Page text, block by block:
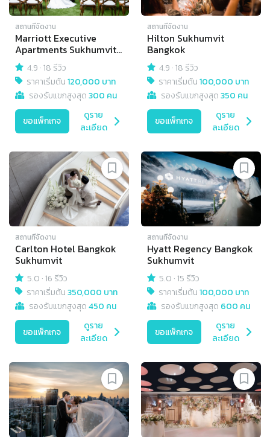
สถานที่จัดงาน
Marriott Executive
Apartments Sukhumvit
Park Bangkok
4.9 ·18 รีวิว
ราคาเริ่มต้น120,000 บาท
รองรับแขกสูงสุด300 คน
ขอแพ็กเกจ
ดูราย
ละเอียด
สถานที่จัดงาน
Hilton Sukhumvit
Bangkok
4.9 ·18 รีวิว
ราคาเริ่มต้น100,000 บาท
รองรับแขกสูงสุด350 คน
ขอแพ็กเกจ
ดูราย
ละเอียด
สถานที่จัดงาน
Carlton Hotel Bangkok
Sukhumvit
5.0 ·16 รีวิว
ราคาเริ่มต้น350,000 บาท
รองรับแขกสูงสุด450 คน
ขอแพ็กเกจ
ดูราย
ละเอียด
สถานที่จัดงาน
Hyatt Regency Bangkok
Sukhumvit
5.0 ·15 รีวิว
ราคาเริ่มต้น100,000 บาท
รองรับแขกสูงสุด 600 คน
ขอแพ็กเกจ
ดูราย
ละเอียด